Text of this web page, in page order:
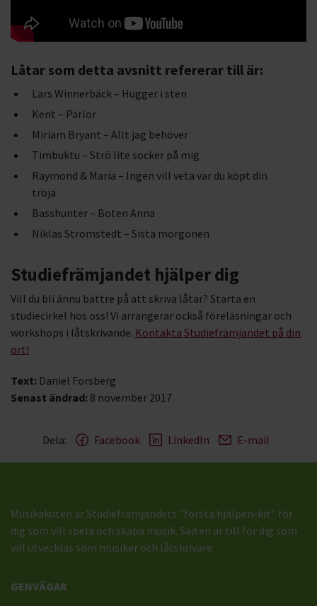
Låtar som detta avsnitt refererar till är:
Lars Winnerbäck – Hugger i sten
Kent – Pärlor
Miriam Bryant – Allt jag behöver
Timbuktu – Strö lite socker på mig
Raymond & Maria – Ingen vill veta var du köpt din
tröja
Basshunter – Boten Anna
Niklas Strömstedt – Sista morgonen
Studiefrämjandet hjälper dig
Vill du bli ännu bättre på att skriva låtar? Starta en
studiecirkel hos oss! Vi arrangerar också föreläsningar och
workshops i låtskrivande. Kontakta Studiefrämjandet på din
ort!
Text: Daniel Forsberg
Senast ändrad: 8 november 2017
Dela: Facebook LinkedIn E-mail
Musikakuten är Studiefrämjandets "första hjälpen-kit" för
dig som vill spela och skapa musik. Sajten är till för dig som
vill utvecklas som musiker och låtskrivare.
GENVÄGAR